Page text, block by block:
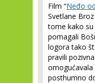
Film “Neđo
Svetlane
tome kako
pomagali
logora tako
pravili
omogućavala
posthumno